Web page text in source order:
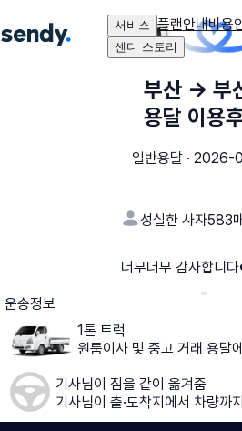
서비스 플랜안내비용
센디 스토리
부산 → 부
용달 이용
일반용달 · 2026-
성실한 사자583
너무너무 감사합니
운송정보
1톤 트럭
원룸이사 및 중고 거래 용달
기사님이 짐을 같이 옮겨줌
기사님이 출·도착지에서 차량까